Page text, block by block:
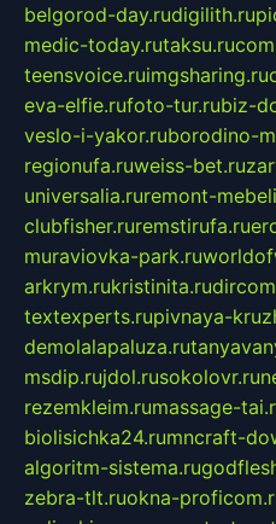
belgorod-day.rudigilith.ru
medic-today.rutaksu.ru
teensvoice.ruimgsharing.ru
eva-elfie.rufoto-tur.rubiz-
veslo-i-yakor.ruborodino-
regionufa.ruweiss-bet.ru
universalia.ruremont-
clubfisher.ruremstirufa.ru
muraviovka-park.ru
arkrym.rukristinita.ru
textexperts.rupivnaya-
demolalapaluza.ru
msdip.rujdol.rusokolovr.ru
rezemkleim.rumassage-
biolisichka24.rumncraft-
algoritm-sistema.ru
zebra-tlt.ruokna-